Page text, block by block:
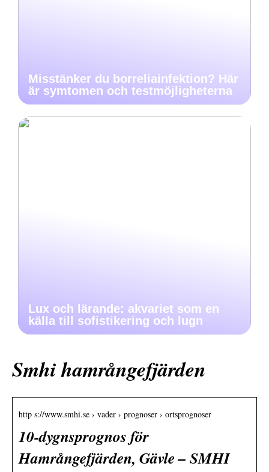
Misstänker du borreliainfektion? Här
är symtomen och testmöjligheterna
Lux och lärande: akvariet som en
källa till sofistikering och lugn
Smhi hamrångefjärden
http s://www.smhi.se › vader › prognoser › ortsprognoser
10-dygnsprognos för
Hamrångefjärden, Gävle – SMHI